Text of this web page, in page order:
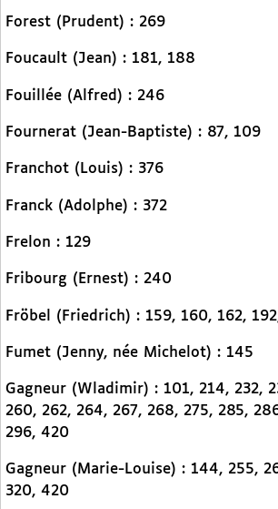
Forest (Prudent) : 269
Foucault (Jean) : 181, 188
Fouillée (Alfred) : 246
Fournerat (Jean-Baptiste) : 87, 109
Franchot (Louis) : 376
Franck (Adolphe) : 372
Frelon : 129
Fribourg (Ernest) : 240
Fröbel (Friedrich) : 159, 160, 162,
Fumet (Jenny, née Michelot) : 145
Gagneur (Wladimir) : 101, 214, 232,
260, 262, 264, 267, 268, 275, 285,
296, 420
Gagneur (Marie-Louise) : 144, 255,
320, 420